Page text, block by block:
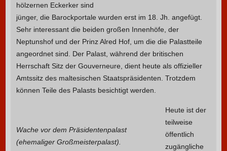
hölzernen Eckerker sind
jünger, die Barockportale wurden erst im 18. Jh. angefügt.
Sehr interessant die beiden großen Innenhöfe, der
Neptunshof und der Prinz Alred Hof, um die die Palastteile
angeordnet sind. Der Palast, während der britischen
Herrschaft Sitz der Gouverneure, dient heute als offizieller
Amtssitz des maltesischen Staatspräsidenten. Trotzdem
können Teile des Palasts besichtigt werden.
Wache vor dem Präsidentenpalast
(ehemaliger Großmeisterpalast).
Heute ist der
teilweise
öffentlich
zugängliche